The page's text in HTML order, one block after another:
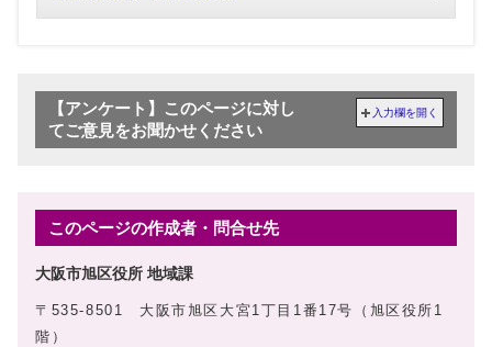
【アンケート】このページに対し
てご意見をお聞かせください
入力欄を開く
このページの作成者・問合せ先
大阪市旭区役所 地域課
〒535-8501 大阪市旭区大宮1丁目1番17号（旭区役所1
階）